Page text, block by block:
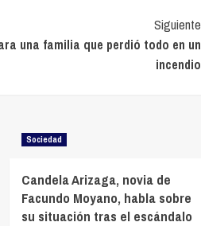
Siguiente
una familia que perdió todo en un
incendio
Sociedad
Candela Arizaga, novia de
Facundo Moyano, habla sobre
su situación tras el escándalo